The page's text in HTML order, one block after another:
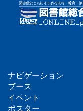
フ
ナビゲーション
ブース
イベント
ポスター